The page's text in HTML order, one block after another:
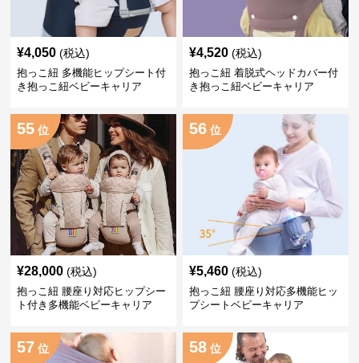
¥4,050 (税込)
抱っこ紐 多機能ヒップシート付
き抱っこ紐ベビーキャリア
¥4,520 (税込)
抱っこ紐 着脱式ヘッドカバー付
き抱っこ紐ベビーキャリア
55 位
¥28,000 (税込)
抱っこ紐 腰座り対応ヒップシー
ト付き多機能ベビーキャリア
56 位
¥5,460 (税込)
抱っこ紐 腰座り対応多機能ヒッ
プシートベビーキャリア
57 位 58 位